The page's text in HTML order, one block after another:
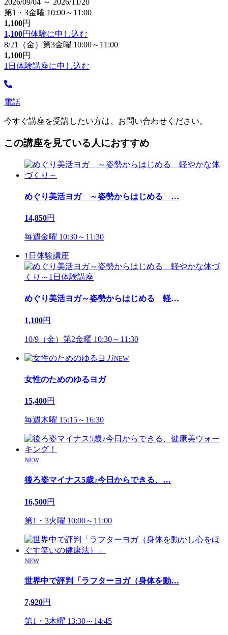
2026/09/04 ～ 2026/11/20
第1・3金曜 10:00～11:00
1,100円
1,100円体験に申し込む
8/21（金）第3金曜 10:00～11:00
1,100円
1日体験講座に申し込む
電話
今すぐ講座を受講したい方は、お問い合わせください。
この講座を見ている人におすすめ
めぐり美活ヨガ ～姿勢からはじめる …
14,850円
毎週金曜 10:30～11:30
1日体験講座
めぐり美活ヨガ～姿勢からはじめる 軽…
1,100円
10/9（金）第2金曜 10:30～11:30
NEW
女性のためのゆるヨガ
15,400円
毎週木曜 15:15～16:30
NEW
後ろ姿マイナス5歳♪今日からできる、 …
16,500円
第1・3火曜 10:00～11:00
NEW
世界中で評判「ラフターヨガ（身体を動…
7,920円
第1・3木曜 13:30～14:45